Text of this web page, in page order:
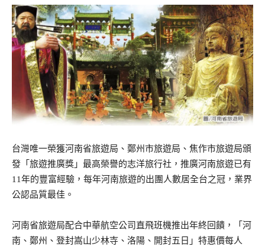
台灣唯一榮獲河南省旅遊局、鄭州市旅遊局、焦作市旅遊局頒
發「旅遊推廣獎」最高榮譽的志洋旅行社，推廣河南旅遊已有
11年的豐富經驗，每年河南旅遊的出團人數居全台之冠，業界
公認品質最佳。
河南省旅遊局配合中華航空公司直飛班機推出年終回饋，「河
南、鄭州、登封嵩山少林寺、洛陽、開封五日」特惠價每人